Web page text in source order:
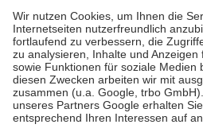
höchstens zehn Euro.
Es sind jedoch
Kosten der Leistung zu entrichten.
Diese Regeln gelten grundsätzlich
Bei Heilmitteln und häuslicher
Zuzahlung zehn Prozent der Kosten
Verordnung.
Um das Engagement der Versicherten
stärken und die besondere Stellung